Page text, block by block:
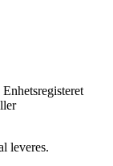
leveres.